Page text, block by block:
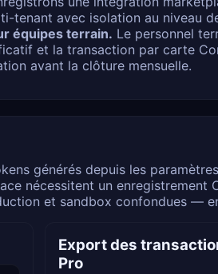
tenant avec isolation au niveau
équipes terrain. Le personnel
et la transaction par carte
avant la clôture mensuelle.
générés depuis les
nécessitent un enregistrement
et sandbox confondues —
Export des
Pro